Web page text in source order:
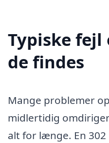
Typiske fejl
de findes
Mange problemer
midlertidig
alt for længe. En